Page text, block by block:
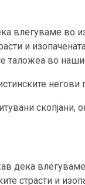
влегуваме
и
во
негови
скопјани,
дека
страсти и